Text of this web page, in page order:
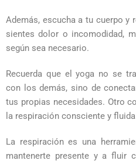
Además, escucha a tu cuerpo y
sientes dolor o incomodidad,
según sea necesario.
Recuerda que el yoga no se
con los demás, sino de
tus propias necesidades. Otro
la respiración consciente y
La respiración es una
mantenerte presente y a fluir